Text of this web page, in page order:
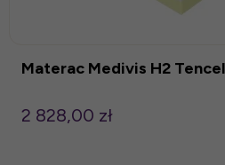
Materac Medivis H2
2 828,00 zł